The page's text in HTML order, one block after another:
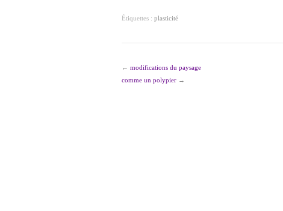
Étiquettes : plasticité
← modifications du paysage
comme un polypier →